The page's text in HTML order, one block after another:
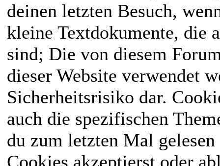
deinen letzten Besuch,
kleine Textdokumente, die
sind; Die von diesem
dieser Website verwendet
Sicherheitsrisiko dar.
auch die spezifischen
du zum letzten Mal
Cookies akzeptierst oder